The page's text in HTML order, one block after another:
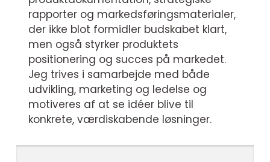
rapporter og markedsføringsmaterialer,
der ikke blot formidler budskabet klart,
men også styrker produktets
positionering og succes på markedet.
Jeg trives i samarbejde med både
udvikling, marketing og ledelse og
motiveres af at se idéer blive til
konkrete, værdiskabende løsninger.